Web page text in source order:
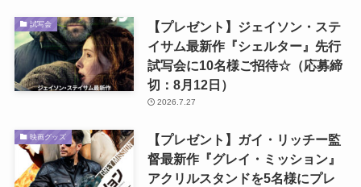
試写会
【プレゼント】ジェイソン・ステ
イサム最新作『シェルター』先行
試写会に10名様ご招待☆（応募締
切：8月12日）
2026.7.27
映画グッズ
【プレゼント】ガイ・リッチー監
督最新作『グレイ・ミッション』
アクリルスタンドを5名様にプレ